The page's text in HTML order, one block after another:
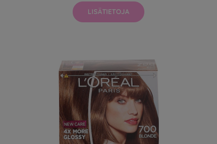
LISÄTIETOJA